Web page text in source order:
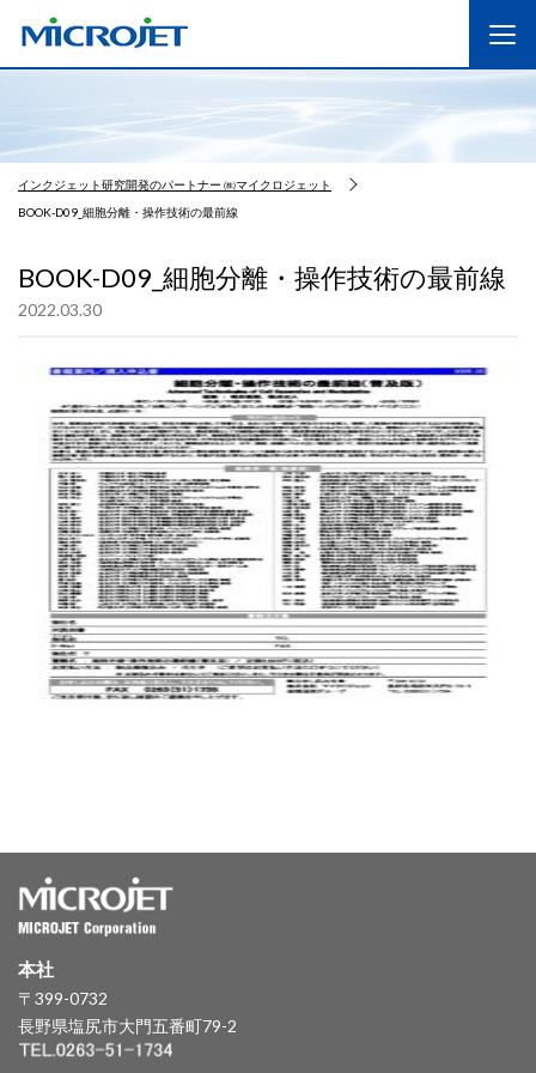
インクジェット研究開発のパートナー ㈱マイクロジェット
BOOK-D09_細胞分離・操作技術の最前線
BOOK-D09_細胞分離・操作技術の最前線
2022.03.30
本社
〒399-0732
長野県塩尻市大門五番町79-2